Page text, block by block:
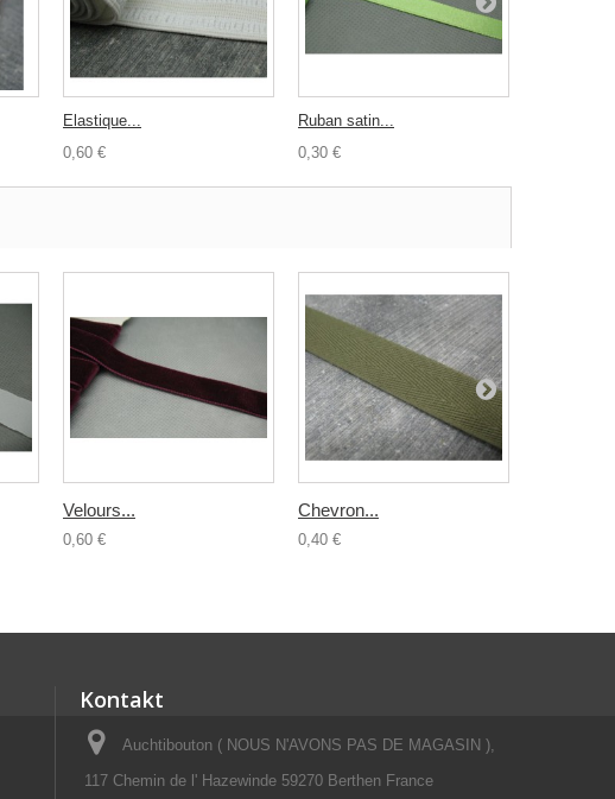
Elastique...
0,60 €
Ruban satin...
0,30 €
Velours...
0,60 €
Chevron...
0,40 €
Kontakt
Auchtibouton ( NOUS N'AVONS PAS DE MAGASIN ),
117 Chemin de l' Hazewinde 59270 Berthen France